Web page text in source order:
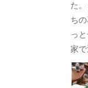
た
ち
っ
家で